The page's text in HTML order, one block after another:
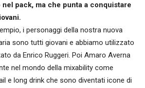
pack, ma che punta a conquistare
i personaggi della nostra nuova
sono tutti giovani e abbiamo utilizzato
da Enrico Ruggeri. Poi Amaro Averna
nel mondo della mixability come
e long drink che sono diventati icone di